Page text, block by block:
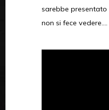
sarebbe
non si fece vedere….